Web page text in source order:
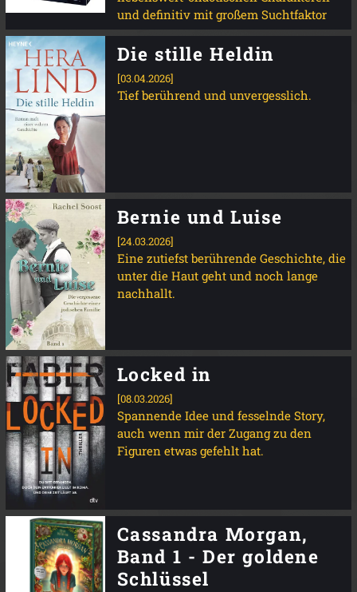
und definitiv mit großem Suchtfaktor
Die stille Heldin
[03.04.2026]
Tief berührend und unvergesslich.
Bernie und Luise
[24.03.2026]
Eine zutiefst berührende Geschichte, die
unter die Haut geht und noch lange
nachhallt.
Locked in
[08.03.2026]
Spannende Idee und fesselnde Story,
auch wenn mir der Zugang zu den
Figuren etwas gefehlt hat.
Cassandra Morgan,
Band 1 - Der goldene
Schlüssel